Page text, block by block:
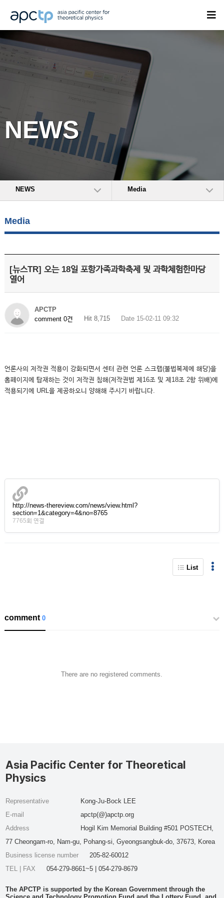
NEWS
NEWS Media
Media
[뉴스TR] 오는 18일 포항가족과학축제 및 과학체험한마당
열어
APCTP
comment 0건
Hit 8,715 Date 15-02-11 09:32
언론사의 저작권 적용이 강화되면서 센터 관련 언론 스크랩(불법복제에 해당)을
홈페이지에 탑재하는 것이 저작권 침해(저작권법 제16조 및 제18조 2항 위배)에
적용되기에 URL을 제공하오니 양해해 주시기 바랍니다.
http://news-thereview.com/news/view.html?
section=1&category=4&no=8765
7765회 연결
List
comment0
There are no registered comments.
Asia Pacific Center for Theoretical
Physics
Representative
Kong-Ju-Bock LEE
E-mail
apctp(@)apctp.org
Address
Hogil Kim Memorial Building #501 POSTECH,
77 Cheongam-ro, Nam-gu, Pohang-si, Gyeongsangbuk-do, 37673, Korea
Business license number
205-82-60012
TEL | FAX
054-279-8661~5 | 054-279-8679
The APCTP is supported by the Korean Government through the